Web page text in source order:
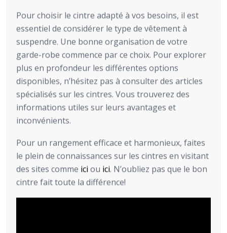
Pour choisir le cintre adapté à vos besoins, il est
essentiel de considérer le type de vêtement à
suspendre. Une bonne organisation de votre
garde-robe commence par ce choix. Pour explorer
plus en profondeur les différentes options
disponibles, n’hésitez pas à consulter des articles
spécialisés sur les cintres. Vous trouverez des
informations utiles sur leurs avantages et
inconvénients.
Pour un rangement efficace et harmonieux, faites
le plein de connaissances sur les cintres en visitant
des sites comme ici ou ici. N’oubliez pas que le bon
cintre fait toute la différence!